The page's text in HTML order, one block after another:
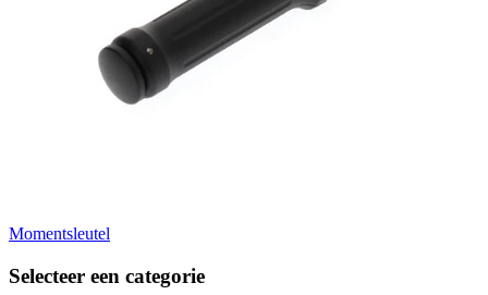
Momentsleutel
Selecteer een categorie